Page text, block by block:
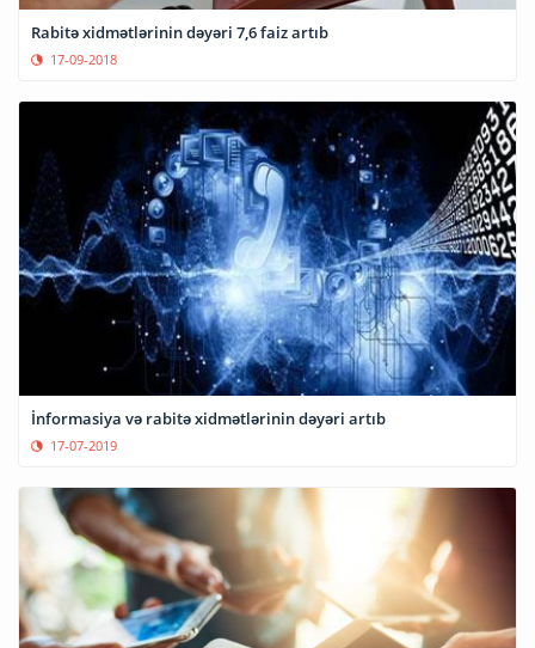
Rabitə xidmətlərinin dəyəri 7,6 faiz artıb
17-09-2018
İnformasiya və rabitə xidmətlərinin dəyəri artıb
17-07-2019